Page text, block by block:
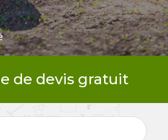
de devis gratuit